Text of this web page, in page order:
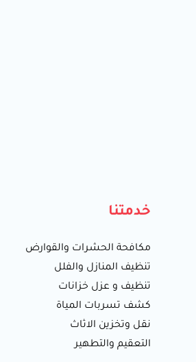
خدمتنا
مكافحة الحشرات والقوارض
تنظيف المنازل والفلل
تنظيف و عزل خزانات
كشف تسربات المياة
نقل وتخزين الاثاث
التعقيم والتطهير